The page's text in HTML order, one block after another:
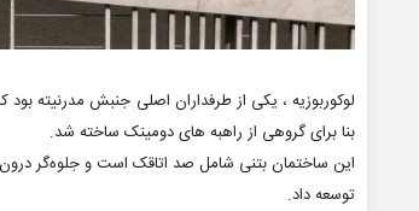
بنا برای گروهی از راهبه های دومینک ساخته شد.
این ساختمان بتنی شامل صد اتاقک است و جلوه‌گر
توسعه داد.